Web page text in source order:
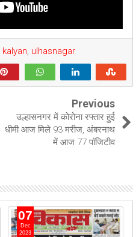
kalyan, ulhasnagar
Previous
उल्हासनगर में कोरोना रफ्तार हुई
धीमी आज मिले 93 मरीज, अंबरनाथ
में आज 77 पाॅजिटीव
07
Dec
2023